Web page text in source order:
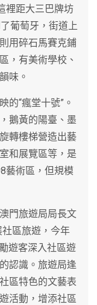
裡距大三巴牌坊
葡萄牙，街道上
用碎石馬賽克鋪
，有美術學校、
味。
的“瘋堂十號”。
鵝黃的陽臺、墨
轉樓梯營造出藝
和展覽區等，是
藝術區，但規模
門旅遊局局長文
區旅遊，今年
遊客深入社區遊
認識。旅遊局逢
區特色的文藝表
活動，增添社區